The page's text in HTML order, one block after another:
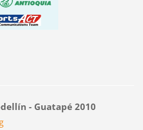
- Guatapé 2010